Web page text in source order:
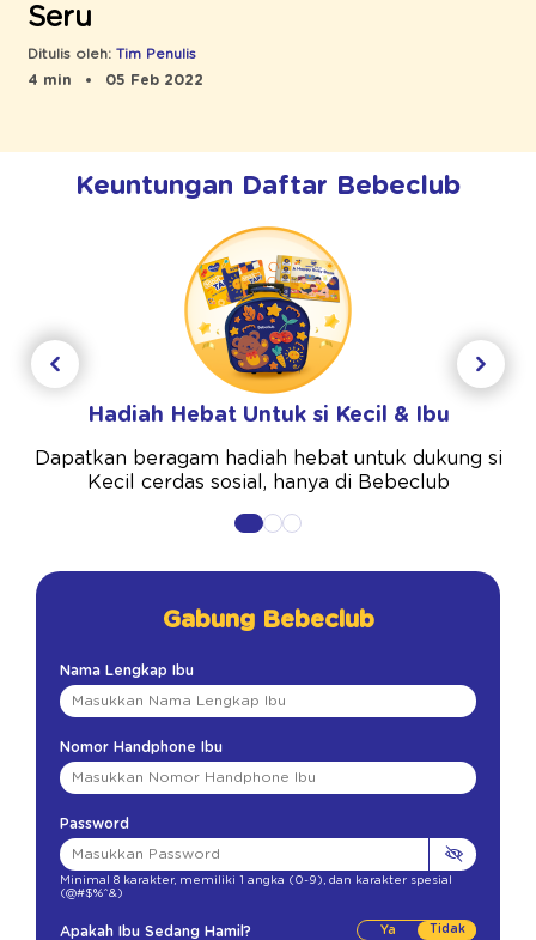
Seru
Ditulis oleh: Tim Penulis
4 min
05 Feb 2022
Keuntungan Daftar Bebeclub
Hadiah Hebat Untuk si Kecil & Ibu
Dapatkan beragam hadiah hebat untuk dukung si
Kecil cerdas sosial, hanya di Bebeclub
Gabung Bebeclub
Nama Lengkap Ibu
Nomor Handphone Ibu
Password
Minimal 8 karakter, memiliki 1 angka (0-9) dan karakter spesial
(@#$%^&)
Apakah Ibu Sedang Hamil? Tidak